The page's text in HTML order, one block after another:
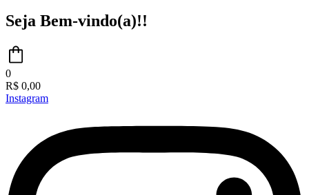
Seja Bem-vindo(a)!!
0
R$ 0,00
Instagram